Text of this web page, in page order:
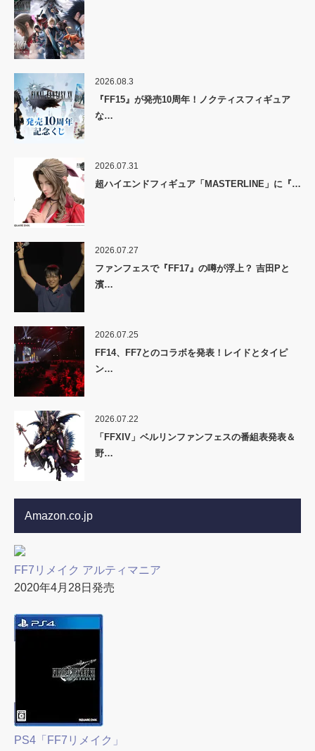
2026.08.3
『FF15』が発売10周年！ノクティスフィギュア
な…
2026.07.31
超ハイエンドフィギュア「MASTERLINE」に『…
2026.07.27
ファンフェスで『FF17』の噂が浮上？ 吉田Pと
濱…
2026.07.25
FF14、FF7とのコラボを発表！レイドとタイピ
ン…
2026.07.22
「FFXIV」ベルリンファンフェスの番組表発表＆
野…
Amazon.co.jp
FF7リメイク アルティマニア
2020年4月28日発売
PS4「FF7リメイク」